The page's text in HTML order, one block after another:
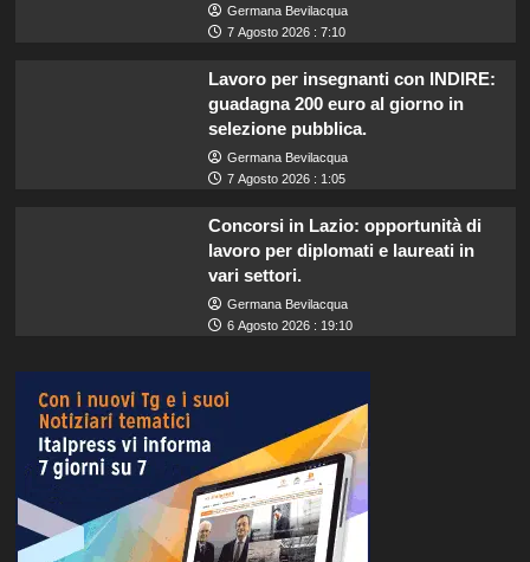
Germana Bevilacqua
7 Agosto 2026 : 7:10
Lavoro per insegnanti con INDIRE:
guadagna 200 euro al giorno in
selezione pubblica.
Germana Bevilacqua
7 Agosto 2026 : 1:05
Concorsi in Lazio: opportunità di
lavoro per diplomati e laureati in
vari settori.
Germana Bevilacqua
6 Agosto 2026 : 19:10